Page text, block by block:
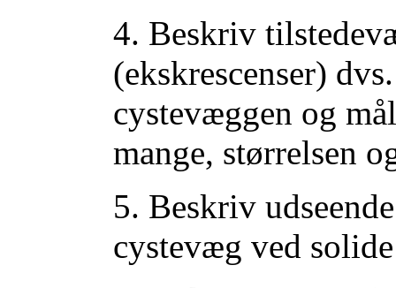
4. Beskriv
(ekskrescenser)
cystevæggen og
mange, størrelsen
5. Beskriv
cystevæg ved